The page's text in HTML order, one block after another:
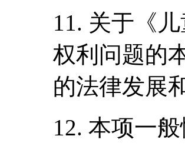
11. 关于《
权利问题的
的法律发展
12. 本项一